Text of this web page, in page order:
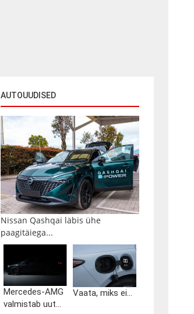
AUTOUUDISED
Nissan Qashqai läbis ühe
paagitäiega...
Mercedes-AMG
valmistab uut...
Vaata, miks ei...